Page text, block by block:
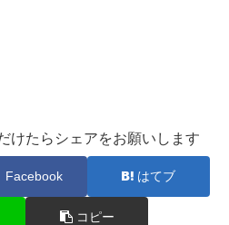
けたらシェアをお願いします
Facebook はてブ
コピー